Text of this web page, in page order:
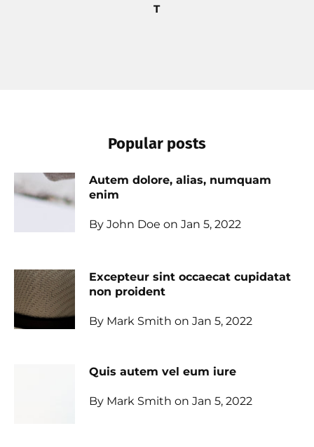
T
Popular posts
Autem dolore, alias, numquam
enim
By John Doe on Jan 5, 2022
Excepteur sint occaecat cupidatat
non proident
By Mark Smith on Jan 5, 2022
Quis autem vel eum iure
By Mark Smith on Jan 5, 2022